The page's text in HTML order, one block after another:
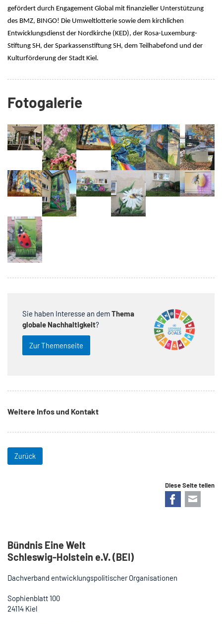
gefördert durch Engagement Global mit finanzieller Unterstützung
des BMZ, BINGO! Die Umweltlotterie sowie dem kirchlichen
Entwicklungsdienst der Nordkirche (KED), der Rosa-Luxemburg-
Stiftung SH, der Sparkassenstiftung SH, dem Teilhabefond und der
Kulturförderung der Stadt Kiel.
Fotogalerie
Sie haben Interesse an demThema
globale Nachhaltigkeit?
Zur Themenseite
Weitere Infos und Kontakt
Zurück
Diese Seite teilen
Facebook
Bündnis Eine Welt
Schleswig-Holstein e.V. (BEI)
Dachverband entwicklungspolitischer Organisationen
Sophienblatt 100
24114 Kiel